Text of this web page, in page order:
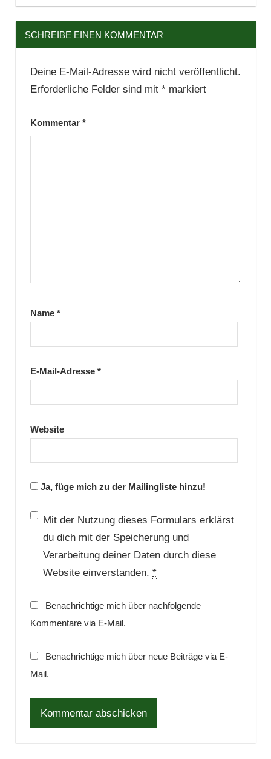
SCHREIBE EINEN KOMMENTAR
Deine E-Mail-Adresse wird nicht veröffentlicht.
Erforderliche Felder sind mit *markiert
Kommentar *
Name *
E-Mail-Adresse *
Website
Ja, füge mich zu der Mailingliste hinzu!
Mit der Nutzung dieses Formulars erklärst
du dich mit der Speicherung und
Verarbeitung deiner Daten durch diese
Website einverstanden. *
Benachrichtige mich über nachfolgende
Kommentare via E-Mail.
Benachrichtige mich über neue Beiträge via E-
Mail.